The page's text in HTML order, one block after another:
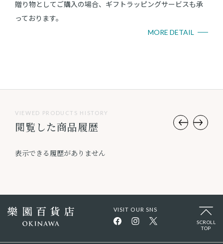
贈り物としてご購入の場合、ギフトラッピングサービスも承
っております。
MORE DETAIL
VIEWED PRODUCTS HISTORY
閲覧した商品履歴
表示できる履歴がありません
VISIT OUR SNS
SCROLL
TOP